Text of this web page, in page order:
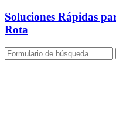
Soluciones Rápidas
Rota